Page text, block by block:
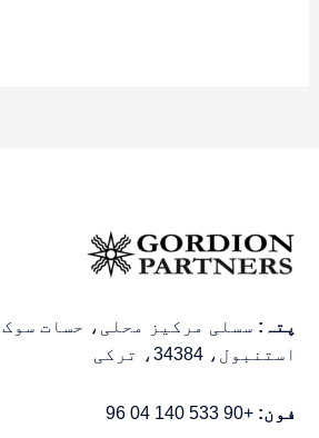
پتہ:
استنبول، 34384، ترکی
فون: +90 533 140 04 96